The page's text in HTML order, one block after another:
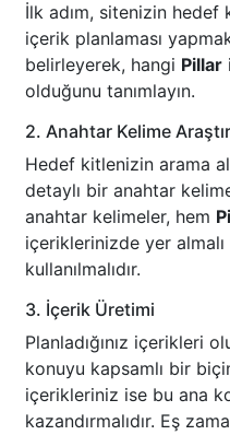
İlk adım, sitenizin
içerik planlaması
belirleyerek, hangi Pillar
olduğunu tanımlayın.
2. Anahtar Kelime
Hedef kitlenizin arama
detaylı bir anahtar
anahtar kelimeler, hem
içeriklerinizde yer
kullanılmalıdır.
3. İçerik Üretimi
Planladığınız içerikleri
konuyu kapsamlı bir
içerikleriniz ise bu ana
kazandırmalıdır. Eş